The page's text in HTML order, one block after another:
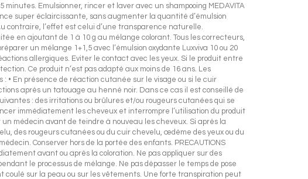
Emulsionner, rincer et laver avec un shampooing MEDAVITA
super éclaircissante, sans augmenter la quantité d’émulsion
contraire, l’effet est celui d’une transparence naturelle.
en ajoutant de 1 à 10 g au mélange colorant. Tous les correcteurs,
un mélange 1+1,5 avec l’émulsion oxydante Luxviva 10 ou 20
allergiques. Eviter le contact avec les yeux. Si le produit entre
Ce produit n’est pas adapté aux moins de 16 ans. Les
En présence de réaction cutanée sur le visage ou si le cuir
après un tatouage au henné noir. Dans ce cas il est conseillé de
: des irritations ou brûlures et/ou rougeurs cutanées qui se
immédiatement les cheveux et interrompre l’utilisation du produit
médecin avant de teindre à nouveau les cheveux. Si après la
des rougeurs cutanées ou du cuir chevelu, œdème des yeux ou du
Conserver hors de la portée des enfants. PRECAUTIONS
avant ou après la coloration. Ne pas appliquer sur des
le processus de mélange. Ne pas dépasser le temps de pose
coulé sur la peau ou sur les vêtements. Une forte transpiration peut